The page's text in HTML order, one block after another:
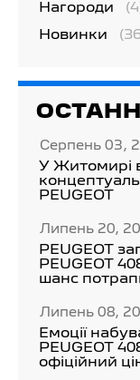
Нагороди
Новинки
Серпень 03,
У Житомирі
PEUGEOT
Липень 20,
PEUGEOT
PEUGEOT
шанс
Липень 08,
Емоції
PEUGEOT
офіційний